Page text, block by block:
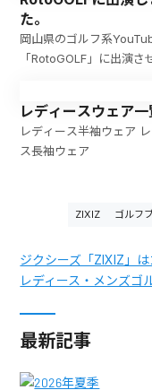
た。
岡山県のゴルフ系
「RotoGOLF」に出演さ
レディースウェア一
レディース半袖ウェア
ス長袖ウェア
ZIXIZ ゴルフ
ジクシーズ「ZIXIZ」
レディース・メンズゴ
最新記事